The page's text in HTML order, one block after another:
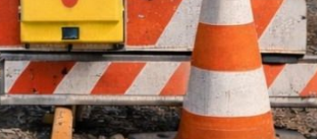
a ediție a evenimentului „Fiii Satului –
„Aici se păstrează cu sfințenie portul,
Fărcaș a trecut la cele veșnice